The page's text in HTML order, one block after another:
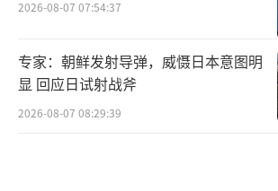
2026-08-07 07:54:37
专家：朝鲜发射导弹，威慑日本意图明
显 回应日试射战斧
2026-08-07 08:29:39